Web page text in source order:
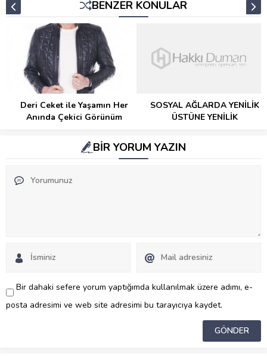
BENZER KONULAR
Deri Ceket ile Yaşamın Her
Anında Çekici Görünüm
SOSYAL AĞLARDA YENİLİK
ÜSTÜNE YENİLİK
BİR YORUM YAZIN
Bir dahaki sefere yorum yaptığımda kullanılmak üzere adımı, e-
posta adresimi ve web site adresimi bu tarayıcıya kaydet.